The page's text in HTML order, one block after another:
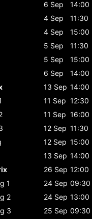
6 Sep
14:00
4 Sep
11:30
4 Sep
15:00
5 Sep
11:30
5 Sep
15:00
6 Sep
14:00
13 Sep 14:00
11 Sep 12:30
11 Sep 16:00
12 Sep 11:30
12 Sep 15:00
13 Sep 14:00
26 Sep 12:00
1 24 Sep 09:30
2 24 Sep 13:00
3 25 Sep 09:30